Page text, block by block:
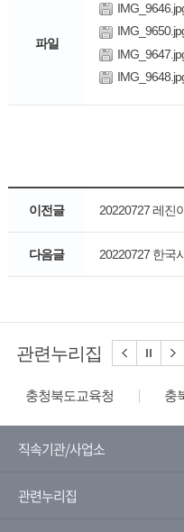
파일
이전글 20220727 레진
다음글 20220727 한국
관련누리집
충청북도교육청 충
직속기관/사업소
관련누리집